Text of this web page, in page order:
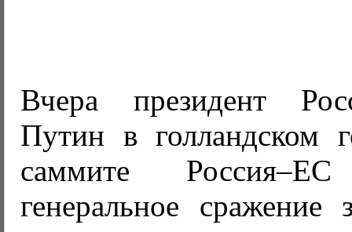
Вчера президент
Путин в голландском
саммите
генеральное